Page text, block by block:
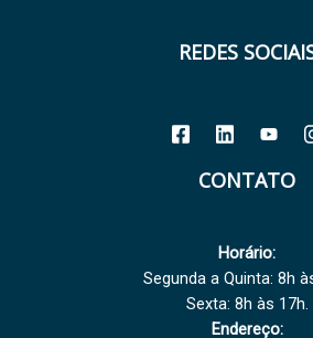
REDES
CONTATO
Horário:
Segunda a Quinta: 8h
Sexta: 8h às 17h.
Endereço: